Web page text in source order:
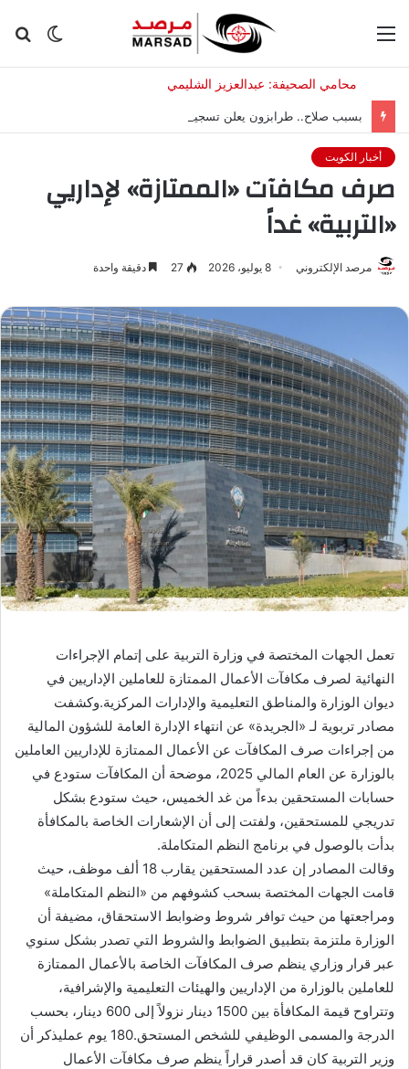
الوضع
بسبب صلاح.. طرابزون يعلن تسجيل رقم قياسي بمبيعات التذاكر
أخبار الكويت
صرف مكافآت «الممتازة» لإداريي
«التربية» غداً
مرصد الإلكتروني 8 يوليو، 2026 27 دقيقة واحدة
تعمل الجهات المختصة في وزارة التربية على إتمام الإجراءات
النهائية لصرف مكافآت الأعمال الممتازة للعاملين الإداريين في
ديوان الوزارة والمناطق التعليمية والإدارات المركزية.وكشفت
مصادر تربوية لـ «الجريدة» عن انتهاء الإدارة العامة للشؤون المالية
من إجراءات صرف المكافآت عن الأعمال الممتازة للإداريين العاملين
بالوزارة عن العام المالي 2025، موضحة أن المكافآت ستودع في
حسابات المستحقين بدءاً من غد الخميس، حيث ستودع بشكل
تدريجي للمستحقين، ولفتت إلى أن الإشعارات الخاصة بالمكافأة
بدأت بالوصول في برنامج النظم المتكاملة.
وقالت المصادر إن عدد المستحقين يقارب 18 ألف موظف، حيث
قامت الجهات المختصة بسحب كشوفهم من «النظم المتكاملة»
ومراجعتها من حيث توافر شروط وضوابط الاستحقاق، مضيفة أن
الوزارة ملتزمة بتطبيق الضوابط والشروط التي تصدر بشكل سنوي
عبر قرار وزاري ينظم صرف المكافآت الخاصة بالأعمال الممتازة
للعاملين بالوزارة من الإداريين والهيئات التعليمية والإشرافية،
وتتراوح قيمة المكافأة بين 1500 دينار نزولاً إلى 600 دينار، بحسب
الدرجة والمسمى الوظيفي للشخص المستحق.180 يوم عمليذكر أن
وزير التربية كان قد أصدر قراراً ينظم صرف مكافآت الأعمال